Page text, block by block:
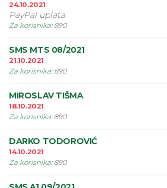
24.10.2021
PayPal uplata
Za korisnika: 890
SMS MTS 08/2021
21.10.2021
Za korisnika: 890
MIROSLAV TIŠMA
18.10.2021
Za korisnika: 890
DARKO TODOROVIĆ
14.10.2021
Za korisnika: 890